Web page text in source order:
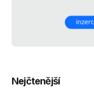
Nejčtenější